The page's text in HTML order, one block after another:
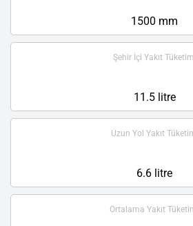
1500 mm
Şehir İçi Yakıt
11.5 litre
Uzun Yol Yakıt
6.6 litre
Ortalama Yakıt